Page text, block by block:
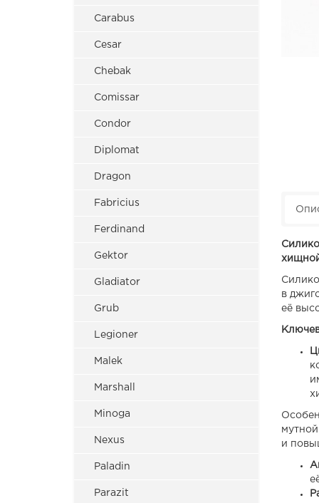
Carabus
Cesar
Chebak
Comissar
Condor
Diplomat
Dragon
Fabricius
Ferdinand
Gektor
Gladiator
Grub
Legioner
Malek
Marshall
Minoga
Nexus
Paladin
Parazit
в
её
и